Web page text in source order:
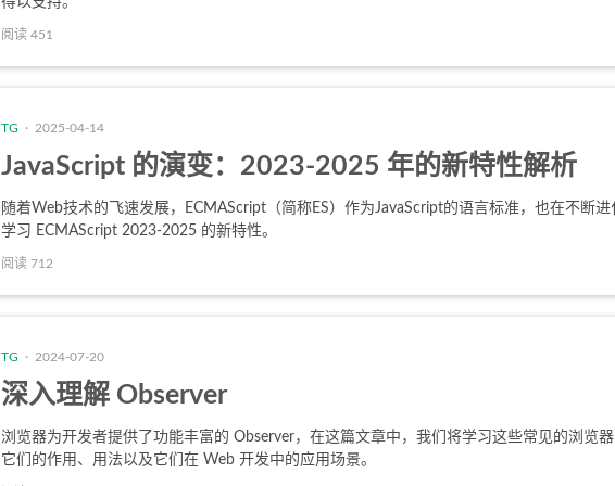
阅读 451
TG · 2025-04-14
JavaScript 的演变：2023-2025 年的新特性解析
随着Web技术的飞速发展，ECMAScript（简称ES）作为JavaScript的语言标准，也在不断
学习 ECMAScript 2023-2025 的新特性。
阅读 712
TG · 2024-07-20
深入理解 Observer
浏览器为开发者提供了功能丰富的 Observer，在这篇文章中，我们将学习这些常见的浏览
它们的作用、用法以及它们在 Web 开发中的应用场景。